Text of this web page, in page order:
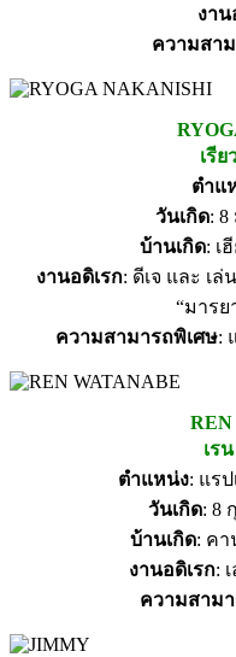
งาน
ความสา
เรี
ตำแ
วันเกิด: 8
บ้านเกิด: เ
งานอดิเรก: ดีเจ และ เ
“มารย
ความสามารถพิเศษ:
REN
เร
ตำแหน่ง: แร
วันเกิด: 8
บ้านเกิด: คา
งานอดิเรก:
ความสาม